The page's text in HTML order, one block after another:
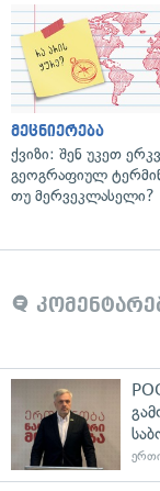
მეცნიერება
ქვიზი: შენ უკეთ
გეოგრაფიულ
თუ მერვეკლასელი?